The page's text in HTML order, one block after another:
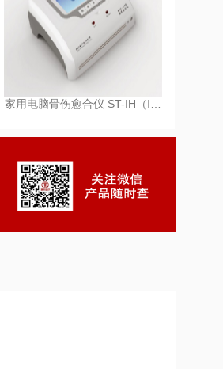
家用电脑骨伤愈合仪 ST-IH（Ⅰ…